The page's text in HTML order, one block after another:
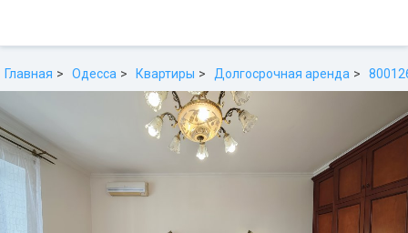
Главная Одесса Квартиры Долгосрочная аренда